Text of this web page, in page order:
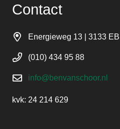
Contact
Energieweg 13 | 3133
(010) 434 95 88
info@benvanschoor.nl
kvk: 24 214 629